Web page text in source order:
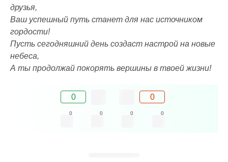
друзья,
Ваш успешный путь станет для нас источником
гордости!
Пусть сегодняшний день создаст настрой на новые
небеса,
А ты продолжай покорять вершины в твоей жизни!
0 0
0 0 0 0